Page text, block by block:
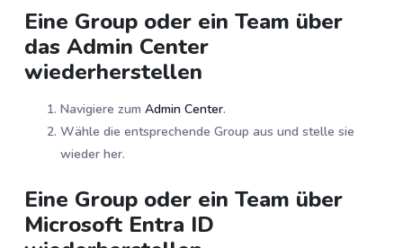
Eine Group oder ein Team über
das Admin Center
wiederherstellen
Navigiere zum Admin Center.
Wähle die entsprechende Group aus und stelle sie
wieder her.
Eine Group oder ein Team über
Microsoft Entra ID